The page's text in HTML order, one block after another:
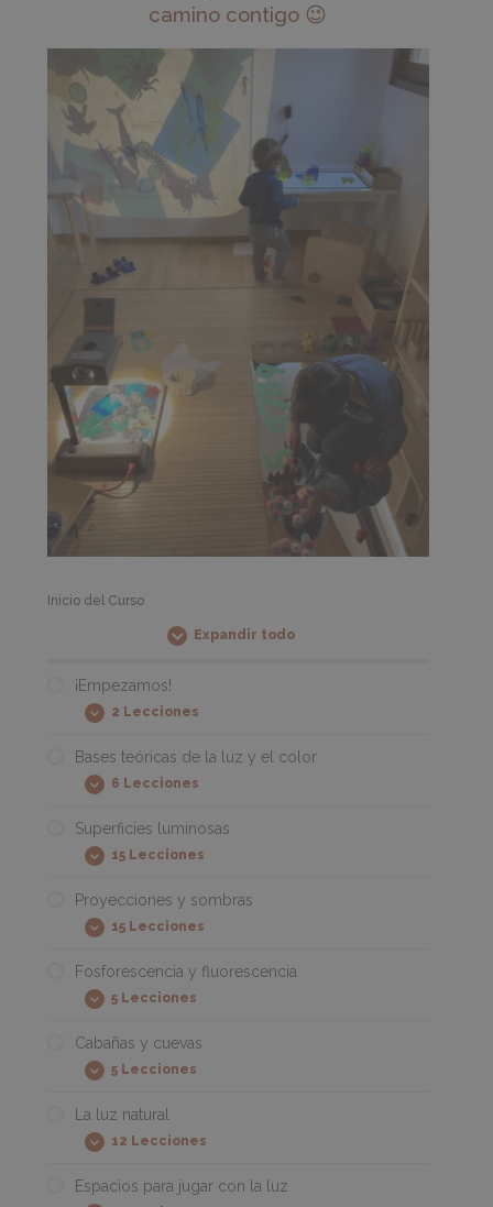
camino contigo 😉
Inicio del Curso
Expandir todo
Módulos
¡Empezamos!
Expandir
¡Empezamos!
2 Lecciones
Bases teóricas de la luz y el color
Expandir
Bases
de
la
luz
color
6 Lecciones
Superficies luminosas
Expandir
Superficies
15 Lecciones
Proyecciones y sombras
Expandir
Proyecciones
sombras
15 Lecciones
Fosforescencia y fluorescencia
Expandir
Fosforescencia
fluorescencia
5 Lecciones
Cabañas y cuevas
Expandir
Cabañas
cuevas
5 Lecciones
La luz natural
Expandir
La
natural
12 Lecciones
Espacios para jugar con la luz